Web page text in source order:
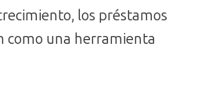
los préstamos
como una herramienta